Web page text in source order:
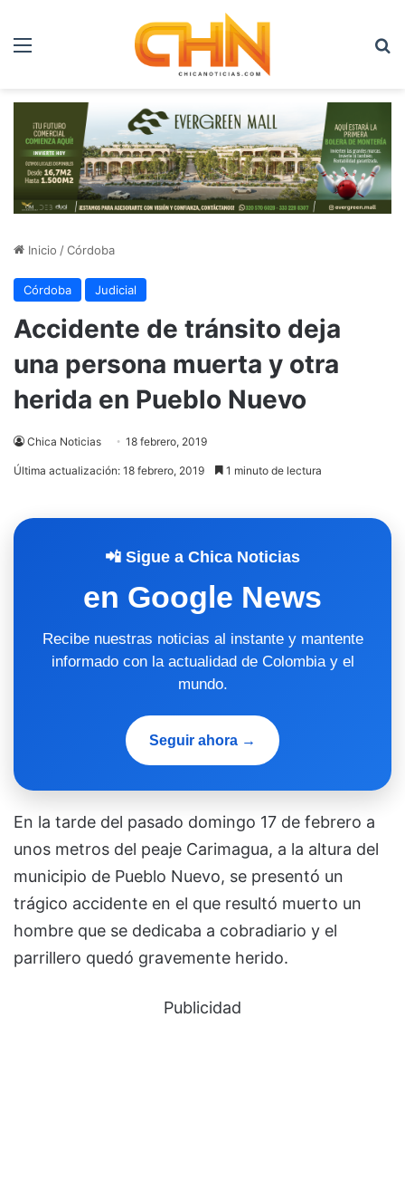
Menú
Inicio /Córdoba
Córdoba Judicial
Accidente de tránsito deja
una persona muerta y otra
herida en Pueblo Nuevo
Chica Noticias 18 febrero, 2019
Última actualización: 18 febrero, 2019 1 minuto de lectura
📲 Sigue a Chica Noticias
en Google News
Recibe nuestras noticias al instante y mantente
informado con la actualidad de Colombia y el
mundo.
Seguir ahora →
En la tarde del pasado domingo 17 de febrero a
unos metros del peaje Carimagua, a la altura del
municipio de Pueblo Nuevo, se presentó un
trágico accidente en el que resultó muerto un
hombre que se dedicaba a cobradiario y el
parrillero quedó gravemente herido.
Publicidad